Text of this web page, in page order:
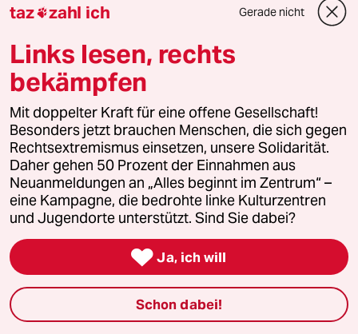
Das ist in §43 JGG geregelt:
(1)Nach Einleitung des Verfahrens sollen so
bald wie möglich die Lebens- und
Familienverhältnisse, der Werdegang, das
bisherige Verhalten des Beschuldigten und alle
übrigen Umstände ermittelt werden, die zur
Beurteilung seiner seelischen, geistigen und
charakterlichen Eigenart dienen können. Der
Erziehungsberechtigte und der gesetzliche
Vertreter, die Schule und der Ausbildende
sollen, soweit möglich, gehört werden. Die
unterbleibt, wenn der Jugendliche davon
unerwünschte Nachteile, namentlich den
Verlust seines Ausbildungs- oder
Arbeitsplatzes, zu besorgen hätte.
Die erhobenen Daten werden dann an die
taz zahl ich Gerade nicht
Links lesen, rechts
bekämpfen
Mit doppelter Kraft für eine offene Gesellschaft!
Besonders jetzt brauchen Menschen, die sich gegen
Rechtsextremismus einsetzen, unsere Solidarität.
Daher gehen 50 Prozent der Einnahmen aus
Neuanmeldungen an „Alles beginnt im Zentrum“ –
eine Kampagne, die bedrohte linke Kulturzentren
und Jugendorte unterstützt. Sind Sie dabei?
 Ja, ich will
Schon dabei!